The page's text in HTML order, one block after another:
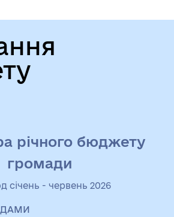
річного бюджету
громади
січень - червень 2026